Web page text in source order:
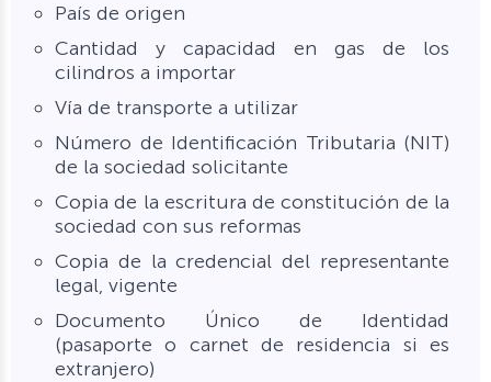
País de origen
Cantidad y capacidad en gas de los
cilindros a importar
Vía de transporte a utilizar
Número de Identificación Tributaria (NIT)
de la sociedad solicitante
Copia de la escritura de constitución de la
sociedad con sus reformas
Copia de la credencial del representante
legal, vigente
Documento Único de Identidad
(pasaporte o carnet de residencia si es
extranjero)